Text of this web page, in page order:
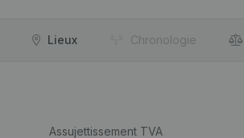
Lieux Chronologie
Assujettissement TVA